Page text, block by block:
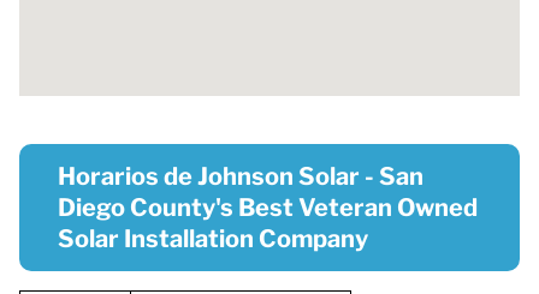
Horarios de Johnson Solar - San
Diego County's Best Veteran Owned
Solar Installation Company